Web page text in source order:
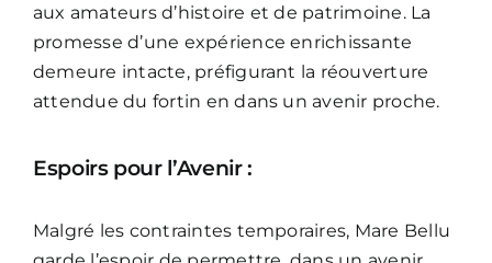
aux amateurs d’histoire et de patrimoine. La
promesse d’une expérience enrichissante
demeure intacte, préfigurant la réouverture
attendue du fortin en dans un avenir proche.
Espoirs pour l’Avenir :
Malgré les contraintes temporaires, Mare Bellu